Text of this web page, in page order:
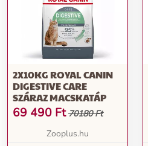
2X10KG ROYAL CANIN
DIGESTIVE CARE
SZÁRAZ MACSKATÁP
69 490 Ft 70180 Ft
Zooplus.hu